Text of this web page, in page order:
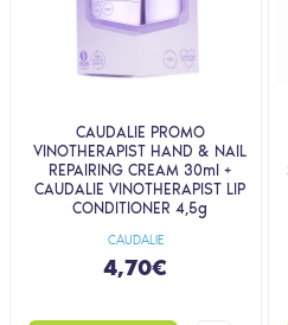
CAUDALIE
CAUDALIE PROMO
VINOTHERAPIST HAND & NAIL
REPAIRING CREAM 30ml +
CAUDALIE VINOTHERAPIST LIP
CONDITIONER 4,5g
4,70€